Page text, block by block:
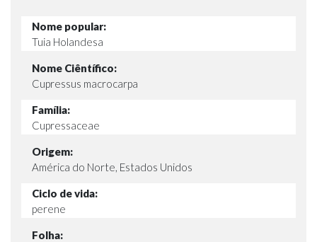
Nome popular:
Tuia Holandesa
Nome Ciêntífico:
Cupressus macrocarpa
Família:
Cupressaceae
Origem:
América do Norte, Estados Unidos
Ciclo de vida:
perene
Folha: